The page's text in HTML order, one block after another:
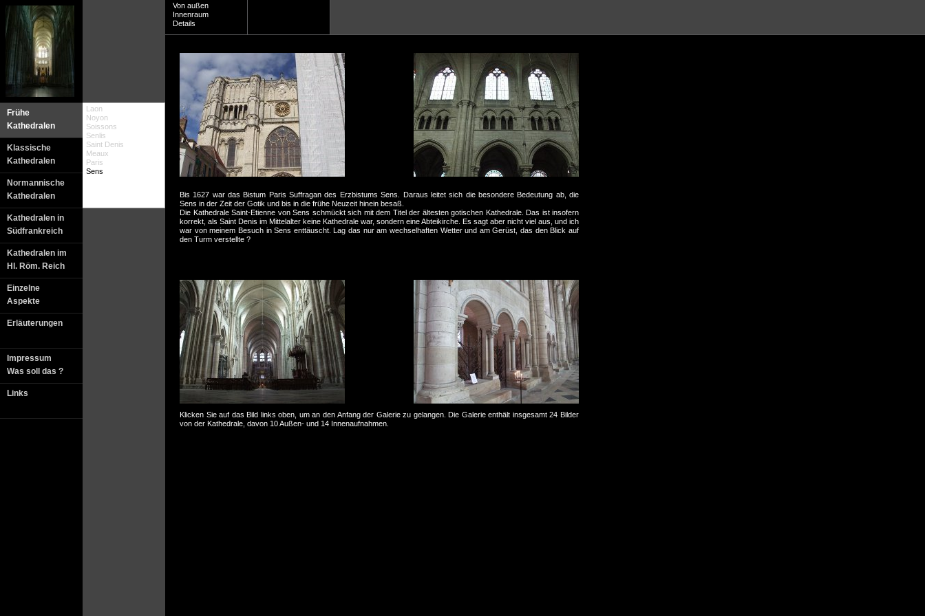
Frühe
Kathedralen
Klassische
Kathedralen
Normannische
Kathedralen
Kathedralen in
Südfrankreich
Kathedralen im
Hl. Röm. Reich
Einzelne
Aspekte
Erläuterungen
Impressum
Was soll das ?
Links
Laon
Noyon
Soissons
Senlis
Saint Denis
Meaux
Paris
Sens
Von außen
Innenraum
Details
Bis 1627 war das Bistum Paris Suffragan des Erzbistums Sens. Daraus leitet sich die besondere Bedeutung ab, die
Sens in der Zeit der Gotik und bis in die frühe Neuzeit hinein besaß.
Die Kathedrale Saint-Etienne von Sens schmückt sich mit dem Titel der ältesten gotischen Kathedrale. Das ist insofern
korrekt, als Saint Denis im Mittelalter keine Kathedrale war, sondern eine Abteikirche. Es sagt aber nicht viel aus, und ich
war von meinem Besuch in Sens enttäuscht. Lag das nur am wechselhaften Wetter und am Gerüst, das den Blick auf
den Turm verstellte ?
Klicken Sie auf das Bild links oben, um an den Anfang der Galerie zu gelangen. Die Galerie enthält insgesamt 24 Bilder
von der Kathedrale, davon 10 Außen- und 14 Innenaufnahmen.